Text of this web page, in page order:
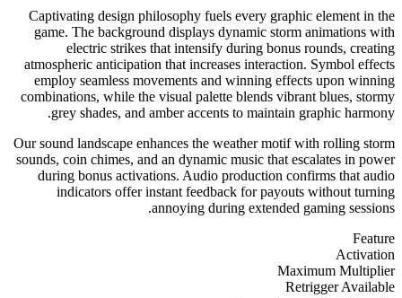
Captivating design philosophy fuels every graphic element in the
game. The background displays dynamic storm animations with
electric strikes that intensify during bonus rounds, creating
atmospheric anticipation that increases interaction. Symbol effects
employ seamless movements and winning effects upon winning
combinations, while the visual palette blends vibrant blues, stormy
grey shades, and amber accents to maintain graphic harmony.
Our sound landscape enhances the weather motif with rolling storm
sounds, coin chimes, and an dynamic music that escalates in power
during bonus activations. Audio production confirms that audio
indicators offer instant feedback for payouts without turning
annoying during extended gaming sessions.
Feature
Activation
Maximum Multiplier
Retrigger Available